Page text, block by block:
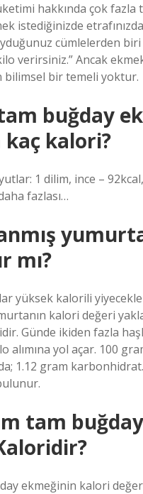
hakkında çok fazla
istediğinizde
cümlelerden biri
verirsiniz.” Ancak
bilimsel bir temeli yoktur.
buğday
kalori?
1 dilim, ince –
fazlası…
mı?
yüksek kalorili
kalori değeri
Günde ikiden fazla
alımına yol açar. 100
1.12 gram
tam
ekmeğinin kalori